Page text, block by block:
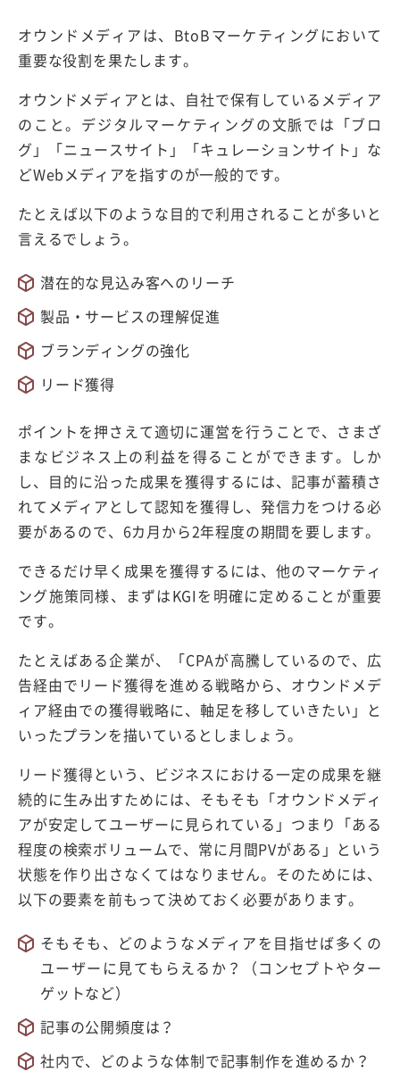
オウンドメディアは、BtoBマーケティングにおいて
重要な役割を果たします。
オウンドメディアとは、自社で保有しているメディア
のこと。デジタルマーケティングの文脈では「ブロ
グ」「ニュースサイト」「キュレーションサイト」な
どWebメディアを指すのが一般的です。
たとえば以下のような目的で利用されることが多いと
言えるでしょう。
潜在的な見込み客へのリーチ
製品・サービスの理解促進
ブランディングの強化
リード獲得
ポイントを押さえて適切に運営を行うことで、さまざ
まなビジネス上の利益を得ることができます。しか
し、目的に沿った成果を獲得するには、記事が蓄積さ
れてメディアとして認知を獲得し、発信力をつける必
要があるので、6カ月から2年程度の期間を要します。
できるだけ早く成果を獲得するには、他のマーケティ
ング施策同様、まずはKGIを明確に定めることが重要
です。
たとえばある企業が、「CPAが高騰しているので、広
告経由でリード獲得を進める戦略から、オウンドメデ
ィア経由での獲得戦略に、軸足を移していきたい」と
いったプランを描いているとしましょう。
リード獲得という、ビジネスにおける一定の成果を継
続的に生み出すためには、そもそも「オウンドメディ
アが安定してユーザーに見られている」つまり「ある
程度の検索ボリュームで、常に月間PVがある」という
状態を作り出さなくてはなりません。そのためには、
以下の要素を前もって決めておく必要があります。
そもそも、どのようなメディアを目指せば多くの
ユーザーに見てもらえるか？（コンセプトやター
ゲットなど）
記事の公開頻度は？
社内で、どのような体制で記事制作を進めるか？